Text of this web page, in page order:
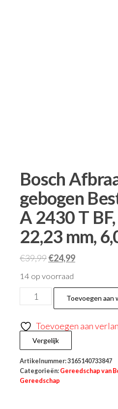
Bosch
gebogen
A 2430 T
22,23 mm,
€39,99€24,99
14 op voorraad
Toevoegen aan
Toevoegen aan
Vergelijk
Artikelnummer:3165140733847
Categorieën: Gereedschap van
Gereedschap